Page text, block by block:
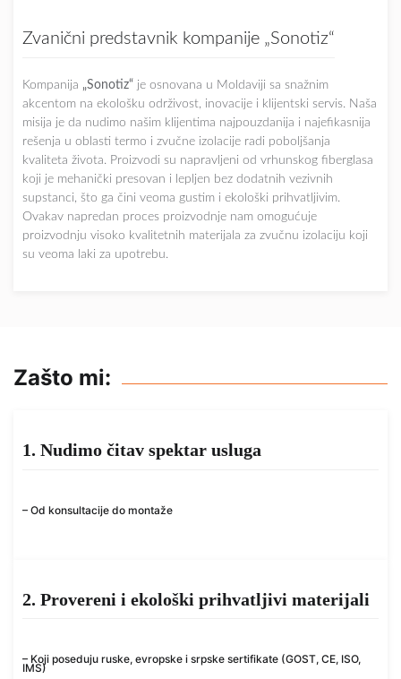
Zvanični predstavnik kompanije „Sonotiz“
Kompanija „Sonotiz“ je osnovana u Moldaviji sa snažnim
akcentom na ekološku održivost, inovacije i klijentski servis. Naša
misija je da nudimo našim klijentima najpouzdanija i najefikasnija
rešenja u oblasti termo i zvučne izolacije radi poboljšanja
kvaliteta života. Proizvodi su napravljeni od vrhunskog fiberglasa
koji je mehanički presovan i lepljen bez dodatnih vezivnih
supstanci, što ga čini veoma gustim i ekološki prihvatljivim.
Ovakav napredan proces proizvodnje nam omogućuje
proizvodnju visoko kvalitetnih materijala za zvučnu izolaciju koji
su veoma laki za upotrebu.
Zašto mi:
1. Nudimo čitav spektar usluga
– Od konsultacije do montaže
2. Provereni i ekološki prihvatljivi materijali
– Koji poseduju ruske, evropske i srpske sertifikate (GOST, CE, ISO,
IMS)